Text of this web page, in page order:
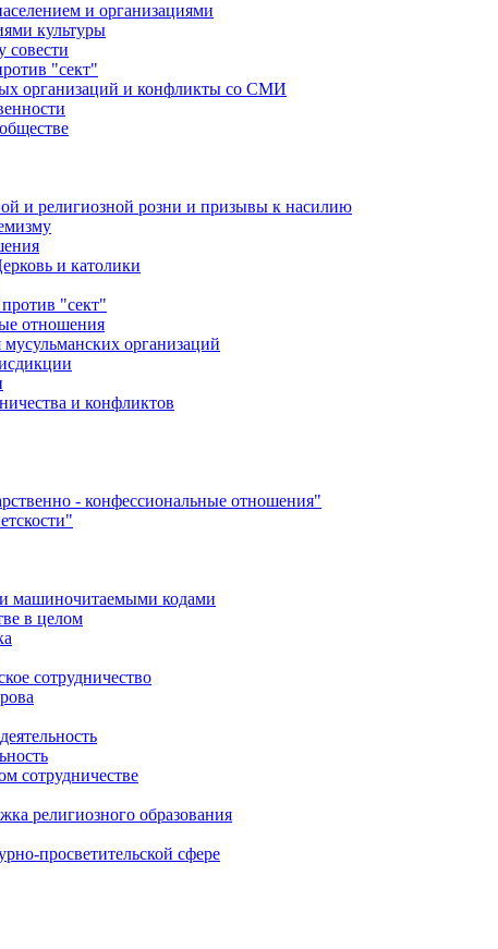
и организациями
культуры
совести
"сект"
организаций и конфликты со СМИ
и религиозной розни и призывы к насилию
и католики
"сект"
отношения
организаций
и конфликтов
- конфессиональные отношения"
машиночитаемыми кодами
в целом
сотрудничество
сотрудничестве
религиозного образования
просветительской сфере